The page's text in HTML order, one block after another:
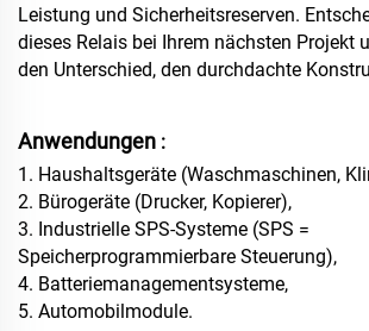
Leistung und Sicherheitsreserven.
dieses Relais bei Ihrem nächsten Projekt
den Unterschied, den durchdachte
Anwendungen :
1. Haushaltsgeräte (Waschmaschinen,
2. Bürogeräte (Drucker, Kopierer),
3. Industrielle SPS-Systeme (SPS =
Speicherprogrammierbare Steuerung),
4. Batteriemanagementsysteme,
5. Automobilmodule.